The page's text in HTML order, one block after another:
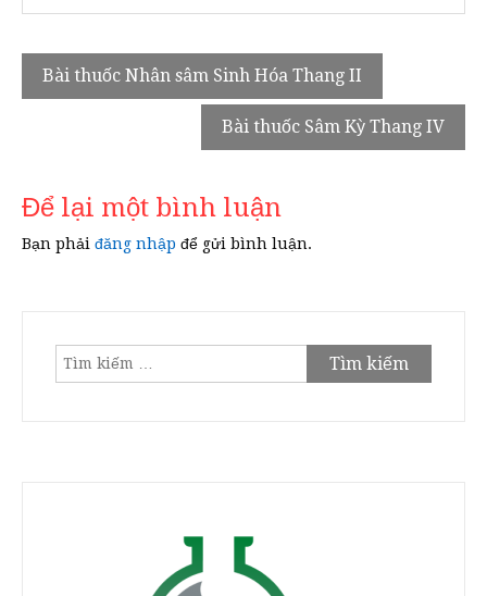
Điều
hướng
Bài thuốc Nhân sâm Sinh Hóa Thang II
Bài thuốc Sâm Kỳ Thang IV
Để lại một bình luận
Bạn phải đăng nhập để gửi bình luận.
Tìm